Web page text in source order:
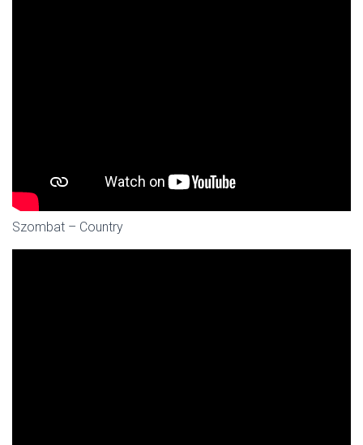
Szombat – Country